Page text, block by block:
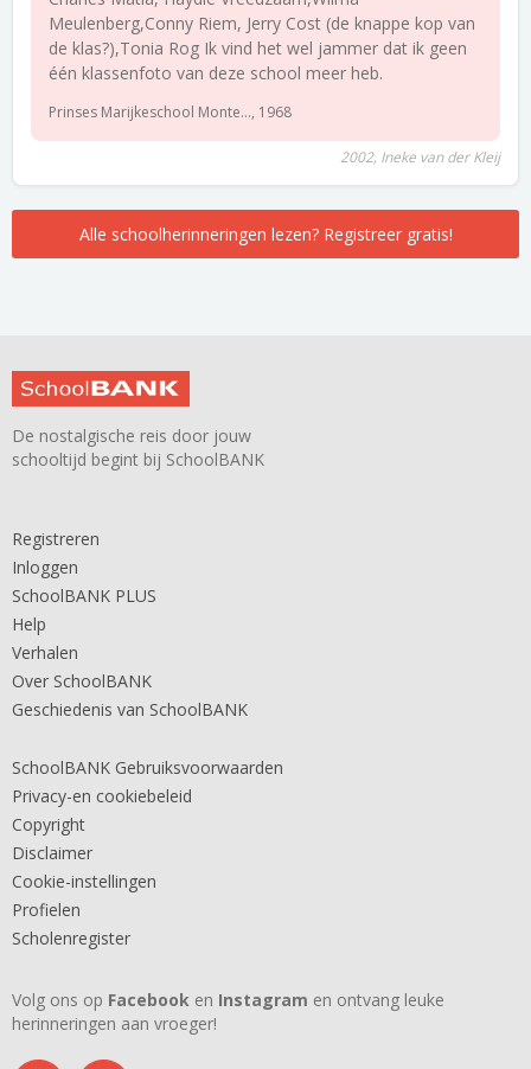
Meulenberg,Conny Riem, Jerry Cost (de knappe kop van
de klas?),Tonia Rog Ik vind het wel jammer dat ik geen
één klassenfoto van deze school meer heb.
Prinses Marijkeschool Monte..., 1968
2002, Ineke van der Kleij
Alle schoolherinneringen lezen? Registreer gratis!
De nostalgische reis door jouw
schooltijd begint bij SchoolBANK
Registreren
Inloggen
SchoolBANK PLUS
Help
Verhalen
Over SchoolBANK
Geschiedenis van SchoolBANK
SchoolBANK Gebruiksvoorwaarden
Privacy-en cookiebeleid
Copyright
Disclaimer
Cookie-instellingen
Profielen
Scholenregister
Volg ons op Facebook en Instagram en ontvang leuke
herinneringen aan vroeger!